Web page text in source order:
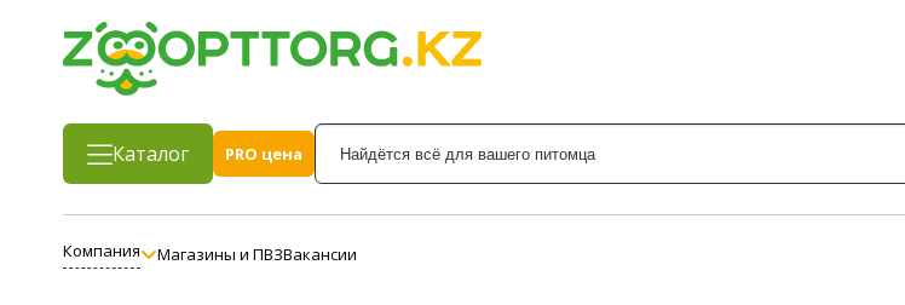
Каталог
PRO цена
Компания Магазины и ПВЗВакансии